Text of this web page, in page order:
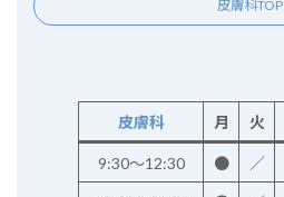
皮膚科TOP
皮膚科 月 火
9:30～12:30 ● ／